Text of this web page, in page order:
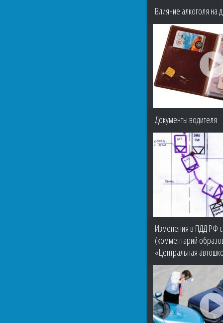
Влияние алкоголя на
Документы водителя
Изменения в ПДД РФ
(комментарий
«Центральная